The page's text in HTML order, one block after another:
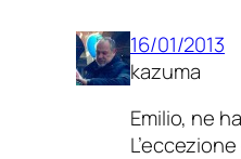
16/01/2013
kazuma
Emilio, ne